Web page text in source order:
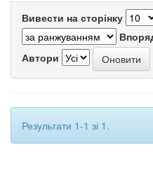
Вивести на сторінку
Автори
Результати 1-1 зі 1.